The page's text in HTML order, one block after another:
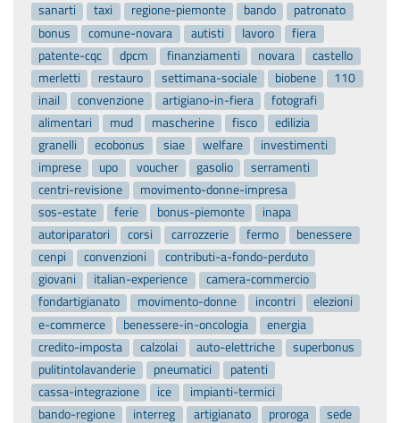
sanarti
taxi regione-piemonte bando
patronato
bonus
comune-novara autisti lavoro
fiera
patente-cqc
dpcm finanziamenti novara
castello
merletti
restauro settimana-sociale biobene
110
inail
convenzione artigiano-in-fiera
fotografi
alimentari
mud mascherine fisco
edilizia
granelli
ecobonus siae welfare
investimenti
imprese
upo voucher gasolio
serramenti
centri-revisione
movimento-donne-impresa
sos-estate
ferie bonus-piemonte
inapa
autoriparatori
corsi carrozzerie fermo
benessere
cenpi
convenzioni
contributi-a-fondo-perduto
giovani
italian-experience
camera-commercio
fondartigianato
movimento-donne incontri
elezioni
e-commerce
benessere-in-oncologia
energia
credito-imposta
calzolai auto-elettriche
superbonus
pulitintolavanderie
pneumatici
patenti
cassa-integrazione
ice
impianti-termici
bando-regione
interreg artigianato proroga sede